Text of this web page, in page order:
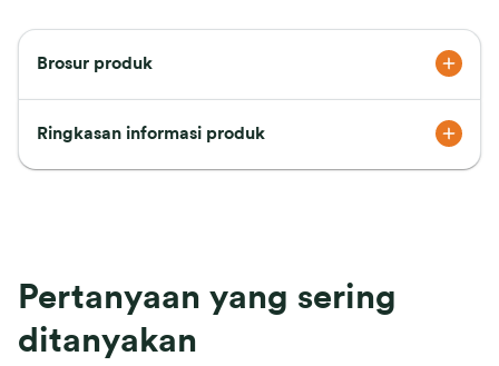
Brosur produk
Ringkasan informasi produk
Pertanyaan yang sering
ditanyakan